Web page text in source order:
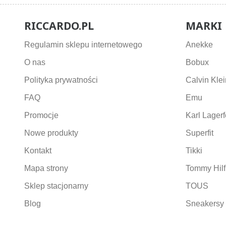
RICCARDO.PL
Regulamin sklepu internetowego
O nas
Polityka prywatności
FAQ
Promocje
Nowe produkty
Kontakt
Mapa strony
Sklep stacjonarny
Blog
MARKI
Anekke
Bobux
Calvin
Emu
Karl
Superfit
Tikki
Tommy
TOUS